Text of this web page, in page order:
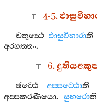
4-5.
චතුත්‍ථෙ ඵාසුවිහාරාති
අරහත‍්තං.
6.
ඡට‍්ඨෙ අප‍්පට‍්ඨොති
අප‍්පකරණීයො. සුභරොති